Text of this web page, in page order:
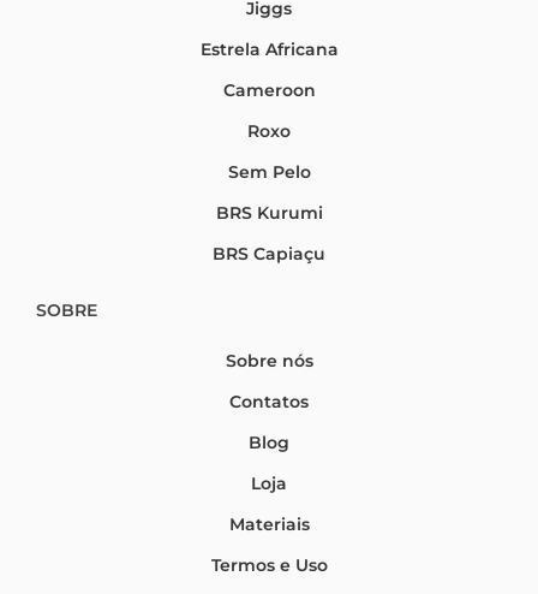
Jiggs
Estrela Africana
Cameroon
Roxo
Sem Pelo
BRS Kurumi
BRS Capiaçu
SOBRE
Sobre nós
Contatos
Blog
Loja
Materiais
Termos e Uso